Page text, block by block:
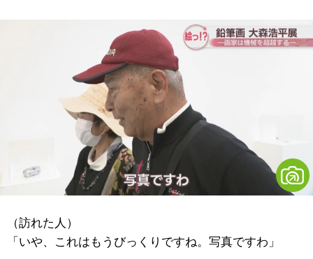
（訪れた人）
「いや、これはもうびっくりですね。写真ですわ」